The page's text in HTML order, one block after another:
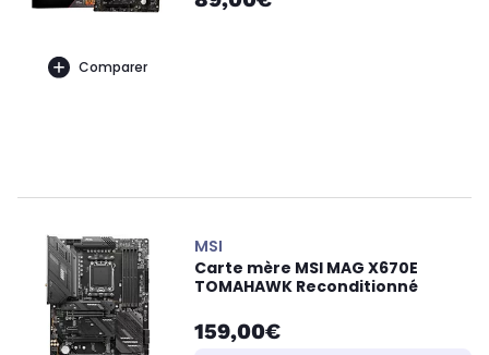
Comparer
MSI
Carte mère MSI MAG X670E
TOMAHAWK Reconditionné
159,00€